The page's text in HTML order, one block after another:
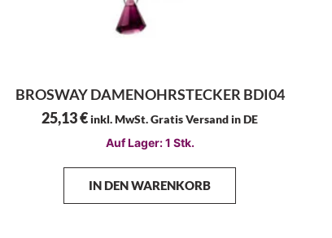
BROSWAY DAMENOHRSTECKER BDI04
25,13€inkl. MwSt. Gratis Versand in DE
Auf Lager: 1 Stk.
IN DEN WARENKORB